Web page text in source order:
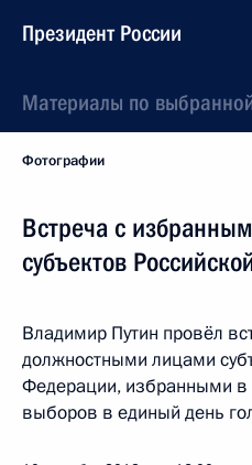
Президент России
Материалы по
Фотографии
Встреча с
субъектов
Владимир Путин провёл
должностными лицами
Федерации, избранными в
выборов в единый день